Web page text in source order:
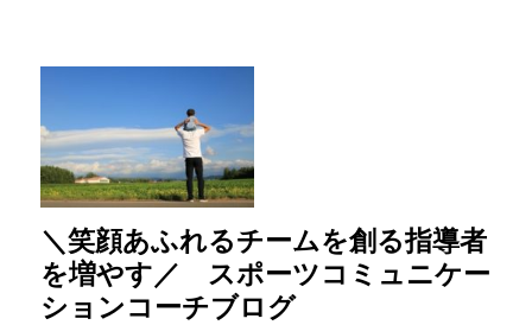
＼笑顔あふれるチームを創る指導者
を増やす／ スポーツコミュニケー
ションコーチブログ